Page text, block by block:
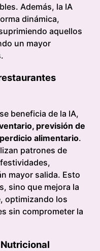
Además, la IA
dinámica,
aquellos
un mayor
beneficia de la IA,
previsión de
alimentario.
patrones de
mayor salida. Esto
sino que mejora la
optimizando los
sin comprometer la